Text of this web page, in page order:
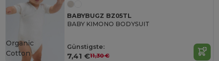
BABYBUGZ BZ05TL
BABY KIMONO BODYSUIT
Günstigste:
7,41 €11,30 €
Organic
Cotton